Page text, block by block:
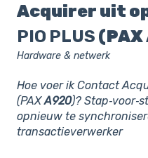
Acquirer uit
PIO PLUS (PAX
Hardware & netwerk
Hoe voer ik Contact
(PAXA920)?
opnieuw te
transactieverwerker